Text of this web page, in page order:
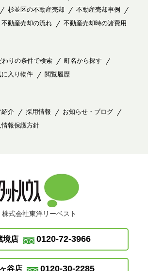
杉並区の不動産売却
不動産売却事例
不動産売却の流れ 不動産売却時の諸費用
わりの条件で検索
町名から探す
に入り物件 閲覧履歴
紹介 採用情報
お知らせ・ブログ
情報保護方針
株式会社東洋リーベスト
境店 0120-72-3966
谷店 0120-30-2285